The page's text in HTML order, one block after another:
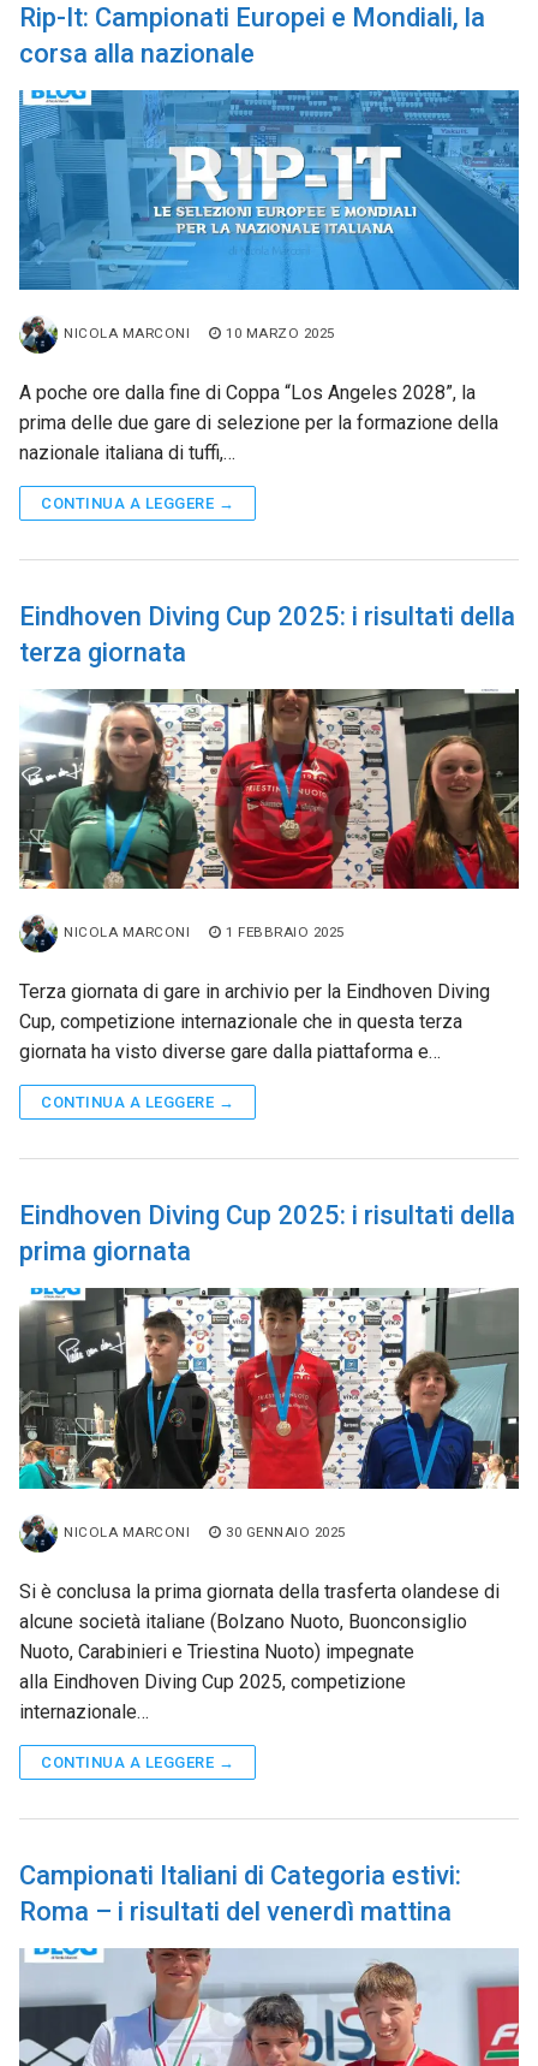
Rip-It: Campionati Europei e Mondiali, la
corsa alla nazionale
NICOLA MARCONI 10 MARZO 2025
A poche ore dalla fine di Coppa “Los Angeles 2028”, la
prima delle due gare di selezione per la formazione della
nazionale italiana di tuffi,…
CONTINUA A LEGGERE →
Eindhoven Diving Cup 2025: i risultati della
terza giornata
NICOLA MARCONI 1 FEBBRAIO 2025
Terza giornata di gare in archivio per la Eindhoven Diving
Cup, competizione internazionale che in questa terza
giornata ha visto diverse gare dalla piattaforma e…
CONTINUA A LEGGERE →
Eindhoven Diving Cup 2025: i risultati della
prima giornata
NICOLA MARCONI 30 GENNAIO 2025
Si è conclusa la prima giornata della trasferta olandese di
alcune società italiane (Bolzano Nuoto, Buonconsiglio
Nuoto, Carabinieri e Triestina Nuoto) impegnate
alla Eindhoven Diving Cup 2025, competizione
internazionale…
CONTINUA A LEGGERE →
Campionati Italiani di Categoria estivi:
Roma – i risultati del venerdì mattina